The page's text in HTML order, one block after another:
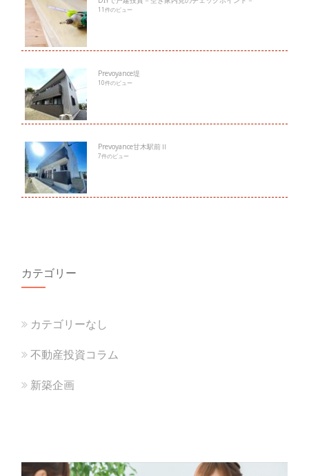
11件のビュー
Prevoyance堤
10件のビュー
Prevoyance甘木駅前Ⅱ
7件のビュー
カテゴリー
カテゴリーなし
不動産投資コラム
新築企画